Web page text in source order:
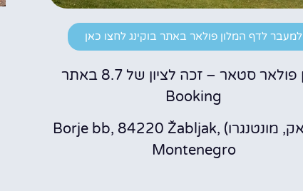
למעבר לדף המלון פולאר באתר בוקינג לחצו כאן
מלון פולאר סטאר – זכה לציון של 8.7 באתר
Booking
(זבליאק, מונטנגרו) Borje bb, 84220 Žabljak,
Montenegro